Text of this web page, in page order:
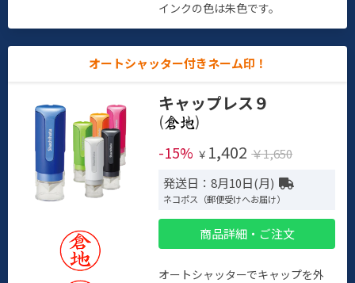
インクの色は朱色です。
オートシャッター付きネーム印！
キャップレス９
(
)
-15% ￥ 1,402 ￥1,650
発送日：8月10日(月)
ネコポス（郵便受けへお届け）
商品詳細・ご注文
オートシャッターでキャップを外